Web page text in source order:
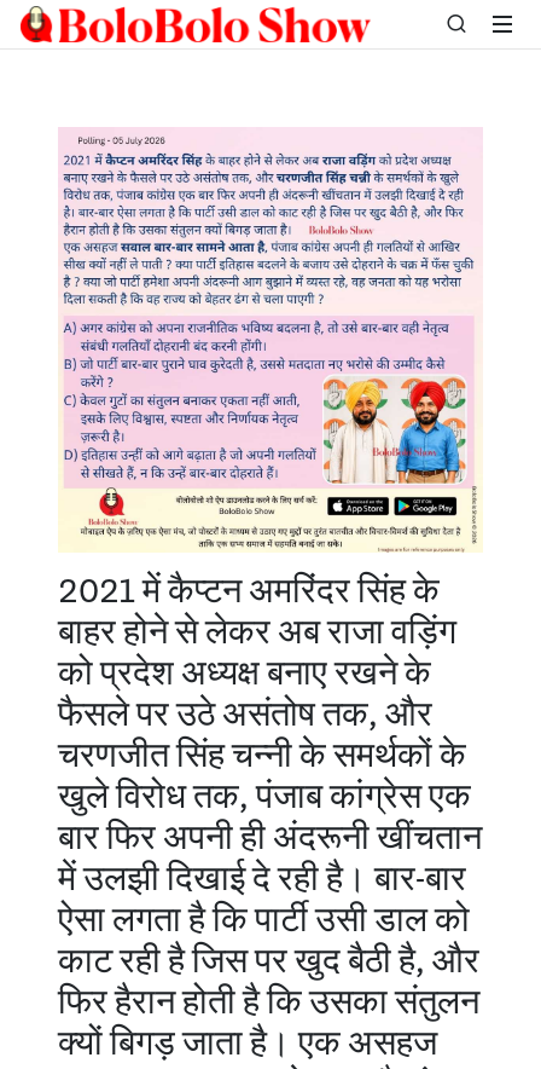
2021 में कैप्टन अमरिंदर सिंह के
बाहर होने से लेकर अब राजा वड़िंग
को प्रदेश अध्यक्ष बनाए रखने के
फैसले पर उठे असंतोष तक, और
चरणजीत सिंह चन्नी के समर्थकों के
खुले विरोध तक, पंजाब कांग्रेस एक
बार फिर अपनी ही अंदरूनी खींचतान
में उलझी दिखाई दे रही है। बार-बार
ऐसा लगता है कि पार्टी उसी डाल को
काट रही है जिस पर खुद बैठी है, और
फिर हैरान होती है कि उसका संतुलन
क्यों बिगड़ जाता है। एक असहज